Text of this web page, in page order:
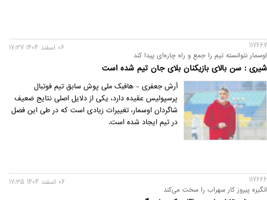
117667
اوسمار نتوانسته تیم را جمع و راه چاره‌ای پیدا کند
شیری : سن بالای بازیکنان بلای جان تیم شده است
06 اسفند 1404 17:37
آرش جعفری - هافبک ملی پوش سابق تیم فوتبال
پرسپولیس عقیده دارد، یکی از دلایل اصلی نتایج ضعیف
شاگردان اوسمار، تغییرات زیادی است که در طی این فصل
در تیم ایجاد شده است.
117666
انگیزه پیروز کار سهراب را سخت می‌کند
06 اسفند 1404 17:35